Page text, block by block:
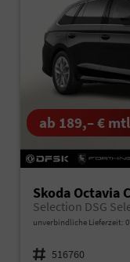
ab 189,– €
Skoda Octavia
Selection DSG
unverbindliche Lieferzeit:
Fahrzeugnr. 516760